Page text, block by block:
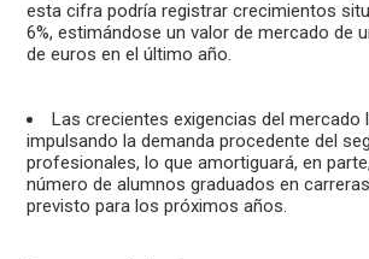
esta cifra podría registrar crecimientos
6%, estimándose un valor de mercado de
de euros en el último año.
Las crecientes exigencias del mercado
impulsando la demanda procedente del
profesionales, lo que amortiguará, en
número de alumnos graduados en
previsto para los próximos años.